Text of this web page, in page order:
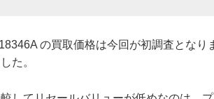
の買取価格は今回が初調査とな
た。